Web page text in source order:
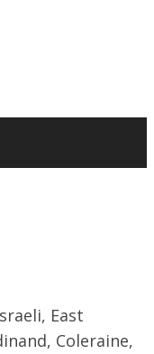
East
Coleraine,